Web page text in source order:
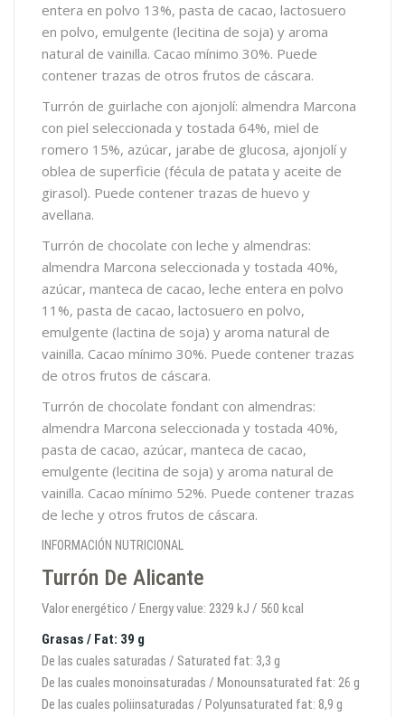
entera en polvo 13%, pasta de cacao, lactosuero
en polvo, emulgente (lecitina de soja) y aroma
natural de vainilla. Cacao mínimo 30%. Puede
contener trazas de otros frutos de cáscara.
Turrón de guirlache con ajonjolí: almendra Marcona
con piel seleccionada y tostada 64%, miel de
romero 15%, azúcar, jarabe de glucosa, ajonjolí y
oblea de superficie (fécula de patata y aceite de
girasol). Puede contener trazas de huevo y
avellana.
Turrón de chocolate con leche y almendras:
almendra Marcona seleccionada y tostada 40%,
azúcar, manteca de cacao, leche entera en polvo
11%, pasta de cacao, lactosuero en polvo,
emulgente (lactina de soja) y aroma natural de
vainilla. Cacao mínimo 30%. Puede contener trazas
de otros frutos de cáscara.
Turrón de chocolate fondant con almendras:
almendra Marcona seleccionada y tostada 40%,
pasta de cacao, azúcar, manteca de cacao,
emulgente (lecitina de soja) y aroma natural de
vainilla. Cacao mínimo 52%. Puede contener trazas
de leche y otros frutos de cáscara.
INFORMACIÓN NUTRICIONAL
Turrón De Alicante
Valor energético / Energy value: 2329 kJ / 560 kcal
Grasas / Fat: 39 g
De las cuales saturadas / Saturated fat: 3,3 g
De las cuales monoinsaturadas / Monounsaturated fat: 26 g
De las cuales poliinsaturadas / Polyunsaturated fat: 8,9 g